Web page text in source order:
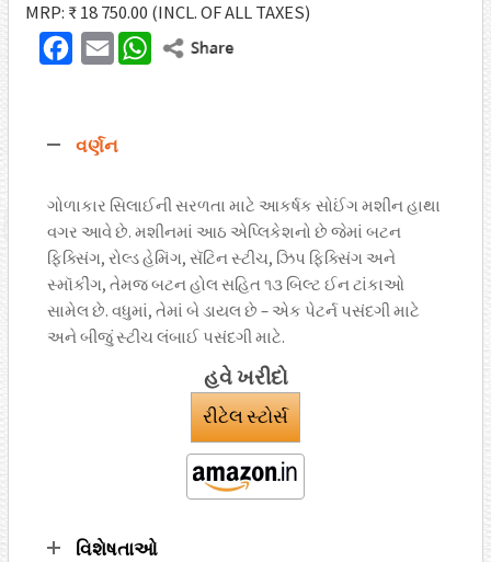
MRP: ₹ 18 750.00 (INCL. OF ALL TAXES)
F
e
b
o
o
k
T
i
t
e
r
E
i
l
W
s
A
p
p
વર્ણન
ગોળાકાર સિલાઈની સરળતા માટે આકર્ષક સોઈંગ મશીન હાથા
વગર આવે છે. મશીનમાં આઠ એપ્લિકેશનો છે જેમાં બટન
ફિક્સિંગ, રોલ્ડ હેમિંગ, સૅટિન સ્ટીચ, ઝિપ ફિક્સિંગ અને
સ્મૉકીંગ, તેમજ બટન હોલ સહિત ૧૩ બિલ્ટ ઈન ટાંકાઓ
સામેલ છે. વધુમાં, તેમાં બે ડાયલ છે – એક પેટર્ન પસંદગી માટે
અને બીજું સ્ટીચ લંબાઈ પસંદગી માટે.
હવે ખરીદો
રીટેલ સ્ટોર્સ
વિશેષતાઓ